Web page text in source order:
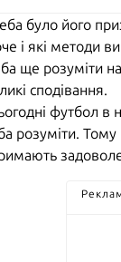
було його
і які методи
ще розуміти
сподівання.
футбол в
розуміти.